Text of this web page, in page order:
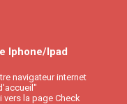
Iphone/Ipad
navigateur internet
vers la page Check